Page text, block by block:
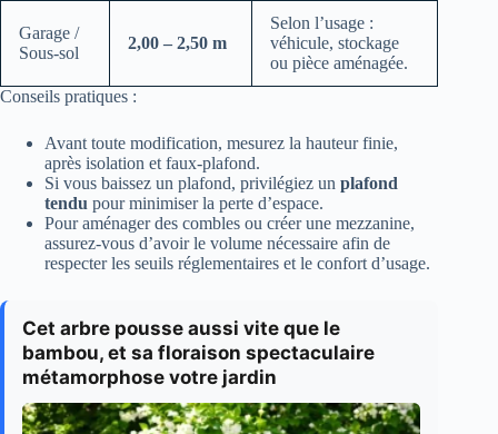
Garage /
Sous-sol
2,00 – 2,50 m
Selon l’usage :
véhicule, stockage
ou pièce aménagée.
Conseils pratiques :
Avant toute modification, mesurez la hauteur finie,
après isolation et faux-plafond.
Si vous baissez un plafond, privilégiez un plafond
tendu pour minimiser la perte d’espace.
Pour aménager des combles ou créer une mezzanine,
assurez-vous d’avoir le volume nécessaire afin de
respecter les seuils réglementaires et le confort d’usage.
Cet arbre pousse aussi vite que le
bambou, et sa floraison spectaculaire
métamorphose votre jardin